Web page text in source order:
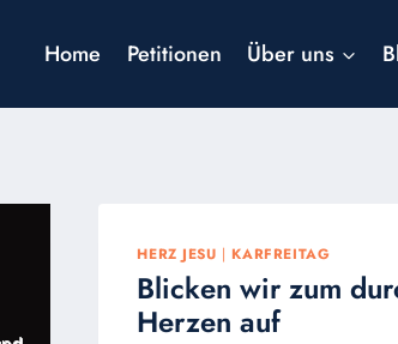
Home Petitionen Über uns
HERZ JESU | KARFREITAG
Blicken wir zum
Herzen auf